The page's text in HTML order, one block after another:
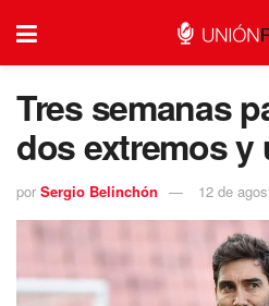
Tres semanas
dos extremos y
por Sergio Belinchón 12 de